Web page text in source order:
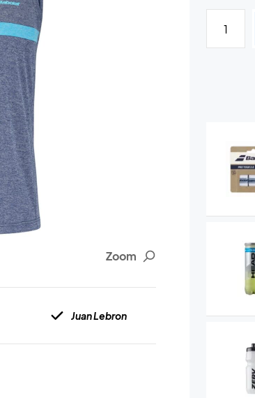
Zoom
Juan Lebron